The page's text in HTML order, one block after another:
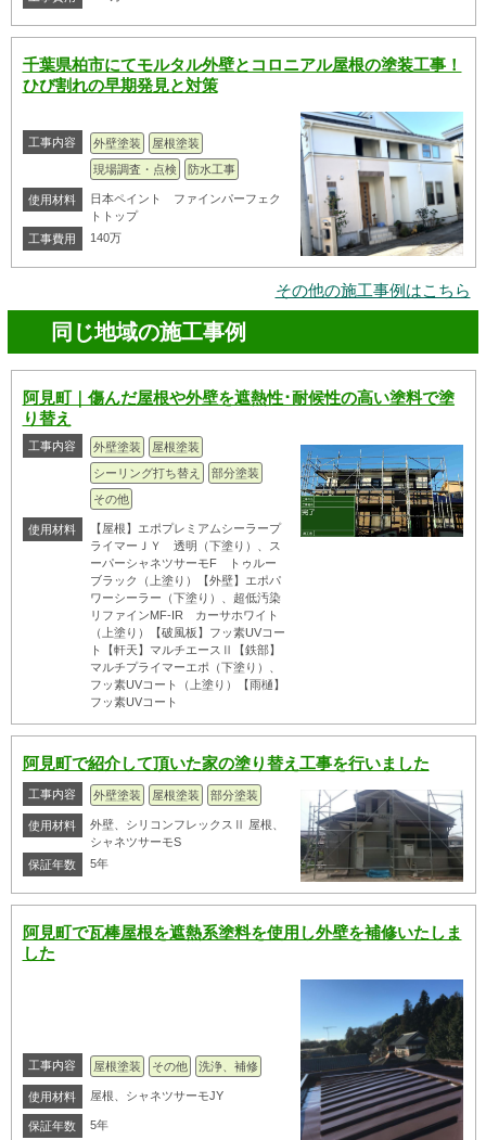
千葉県柏市にてモルタル外壁とコロニアル屋根の塗装工事！
ひび割れの早期発見と対策
工事内容 外壁塗装
屋根塗装
現場調査・点検
防水工事
使用材料
日本ペイント ファインパーフェク
トトップ
工事費用
140万
その他の施工事例はこちら
同じ地域の施工事例
阿見町｜傷んだ屋根や外壁を遮熱性･耐候性の高い塗料で塗
り替え
工事内容 外壁塗装
屋根塗装
シーリング打ち替え
部分塗装
その他
使用材料
【屋根】エポプレミアムシーラープ
ライマーＪＹ 透明（下塗り）、ス
ーパーシャネツサーモF トゥルー
ブラック（上塗り）【外壁】エポパ
ワーシーラー（下塗り）、超低汚染
リファインMF-IR カーサホワイト
（上塗り）【破風板】フッ素UVコー
ト【軒天】マルチエースⅡ【鉄部】
マルチプライマーエポ（下塗り）、
フッ素UVコート（上塗り）【雨樋】
フッ素UVコート
阿見町で紹介して頂いた家の塗り替え工事を行いました
工事内容 外壁塗装 屋根塗装 部分塗装
使用材料
外壁、シリコンフレックスⅡ 屋根、
シャネツサーモS
保証年数
5年
阿見町で瓦棒屋根を遮熱系塗料を使用し外壁を補修いたしま
した
工事内容 屋根塗装 その他 洗浄、補修
使用材料 屋根、シャネツサーモJY
保証年数 5年